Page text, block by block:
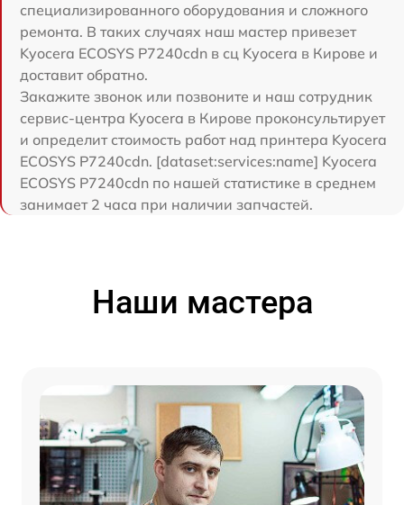
специализированного оборудования и сложного
ремонта. В таких случаях наш мастер привезет
Kyocera ECOSYS P7240cdn в сц Kyocera в Кирове и
доставит обратно.
Закажите звонок или позвоните и наш сотрудник
сервис-центра Kyocera в Кирове проконсультирует
и определит стоимость работ над принтера Kyocera
ECOSYS P7240cdn. [dataset:services:name] Kyocera
ECOSYS P7240cdn по нашей статистике в среднем
занимает 2 часа при наличии запчастей.
Наши мастера